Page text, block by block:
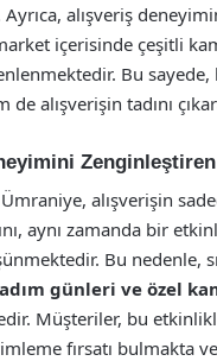
Ayrıca, alışveriş
içerisinde çeşitli
Bu sayede,
alışverişin tadını
alışverişin
aynı zamanda bir
Bu nedenle,
günleri ve özel
Müşteriler, bu
fırsatı bulmakta